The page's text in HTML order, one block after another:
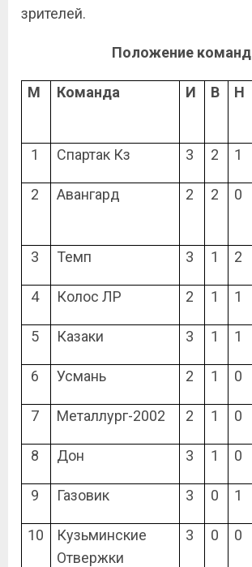
зрителей.
Положение команд
М Команда И В Н
1 Спартак Кз 3 2 1
2 Авангард 2 2 0
3 Темп 3 1 2
4 Колос ЛР 2 1 1
5 Казаки 3 1 1
6 Усмань 2 1 0
7 Металлург-2002 2 1 0
8 Дон 3 1 0
9 Газовик 3 0 1
10
Кузьминские
Отвержки
3 0 0